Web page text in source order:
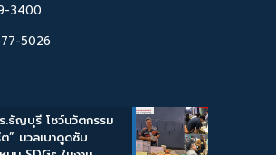
3400
5026
.ธัญบุรี โชว์นวัตกรรม
” มวลเบาดูดซับ